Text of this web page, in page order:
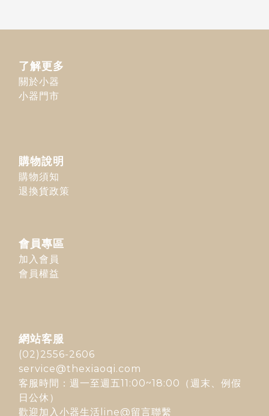
了解更多
關於小器
小器門市
購物說明
購物須知
退換貨政策
會員專區
加入會員
會員權益
網站客服
(02)2556-2606
service@thexiaoqi.com
客服時間：週一至週五11:00~18:00（週末、例假
日公休）
歡迎加入 小器生活line@留言聯繫